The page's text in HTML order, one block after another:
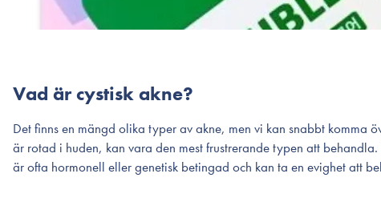
Vad är cystisk akne?
Det finns en mängd olika typer av akne, men vi kan snabbt komma
är rotad i huden, kan vara den mest frustrerande typen att
är ofta hormonell eller genetisk betingad och kan ta en evighet att